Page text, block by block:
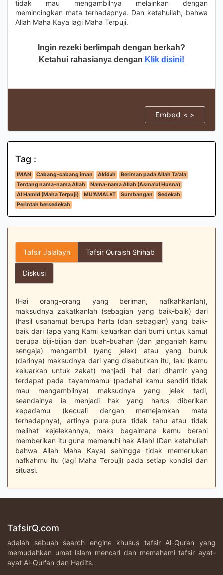
tidak mau mengambilnya melainkan dengan
memincingkan mata terhadapnya. Dan ketahuilah, bahwa
Allah Maha Kaya lagi Maha Terpuji.
Ingin rezeki berlimpah dengan berkah?
Ketahui rahasianya dengan Klik disini!
Embed < >
Tag :
IMAN Cabang-cabang iman Akidah
Beriman pada Allah Ta'ala
Tentang nama-nama Allah
Nama-nama Allah (Asma'ul Husna)
Al Hamid (Maha Terpuji)
MU'AMALAT Sumbangan
Sedekah
Perintah bersedekah
Tafsir Jalalayn Tafsir Quraish Shihab
Diskusi
(Hai orang-orang yang beriman, nafkahkanlah),
maksudnya zakatkanlah (sebagian yang baik-baik) dari
(hasil usahamu) berupa harta (dan sebagian) yang baik-
baik dari (apa yang Kami keluarkan dari bumi untuk kamu)
berupa biji-bijian dan buah-buahan (dan janganlah kamu
sengaja) mengambil (yang jelek) atau yang buruk
(darinya) maksudnya dari yang disebutkan itu, lalu (kamu
keluarkan untuk zakat) menjadi 'hal' dari dhamir yang
terdapat pada 'tayammamu' (padahal kamu sendiri tidak
mau mengambilnya) maksudnya yang jelek tadi,
seandainya ia menjadi hak yang harus diberikan
kepadamu (kecuali dengan memejamkan mata
terhadapnya), artinya pura-pura tidak tahu atau tidak
melihat kejelekannya, maka bagaimana kamu berani
memberikan itu guna memenuhi hak Allah! (Dan ketahuilah
bahwa Allah Maha Kaya) sehingga tidak memerlukan
nafkahmu itu (lagi Maha Terpuji) pada setiap kondisi dan
situasi.
TafsirQ.com
adalah sebuah search engine khusus tafsir Al-Quran yang
memudahkan umat islam mencari dan memahami tafsir ayat-
ayat Al-Qur'an dan Hadits.